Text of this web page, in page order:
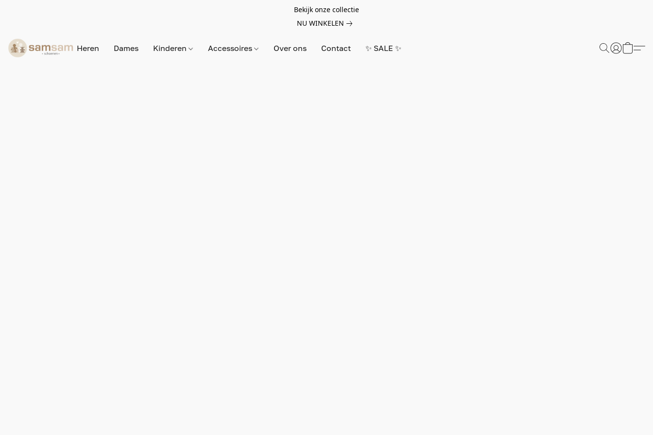
Bekijk onze collectie
NU WINKELEN
Heren Dames Kinderen Accessoires Over ons Contact ✨ SALE ✨